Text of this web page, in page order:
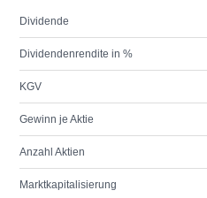
Dividende
Dividendenrendite in %
KGV
Gewinn je Aktie
Anzahl Aktien
Marktkapitalisierung